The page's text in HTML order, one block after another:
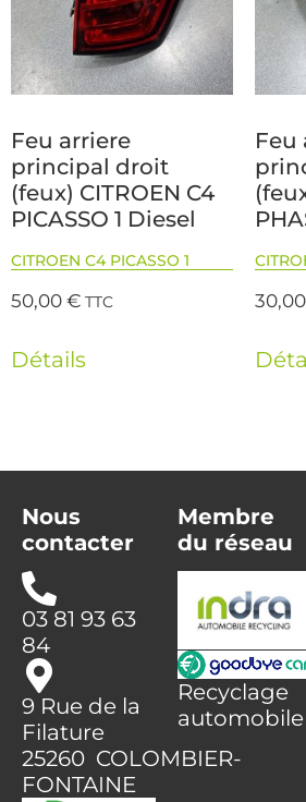
Feu arriere
principal droit
(feux) CITROEN C4
PICASSO 1 Diesel
CITROEN C4 PICASSO 1
50,00€ TTC
Détails
Feu
30,00
Nous
contacter
03 81 93 63
84
9 Rue de la
Filature
25260 COLOMBIER-
FONTAINE
Membre
du réseau
Recyclage
automobile